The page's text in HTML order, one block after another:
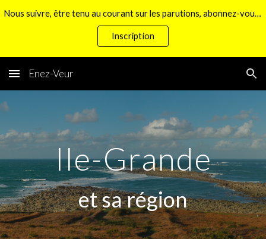
Nous suivre, être tenu au courant sur les parutions, abonnez-vous à notre lettre d'information
Inscription
Enez-Veur
Ile-Grande
et sa région